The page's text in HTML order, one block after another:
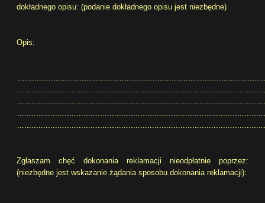
dokładnego opisu: (podanie dokładnego opisu jest niezbędne)
Opis:
Zgłaszam chęć dokonania reklamacji nieodpłatnie poprzez:
(niezbędne jest wskazanie żądania sposobu dokonania reklamacji):